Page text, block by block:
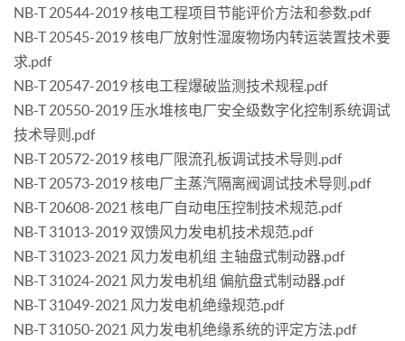
NB-T 20544-2019 核电工程项目节能评价方法和参数.pdf
NB-T 20545-2019 核电厂放射性湿废物场内转运装置技术要
求.pdf
NB-T 20547-2019 核电工程爆破监测技术规程.pdf
NB-T 20550-2019 压水堆核电厂安全级数字化控制系统调试
技术导则.pdf
NB-T 20572-2019 核电厂限流孔板调试技术导则.pdf
NB-T 20573-2019 核电厂主蒸汽隔离阀调试技术导则.pdf
NB-T 20608-2021 核电厂自动电压控制技术规范.pdf
NB-T 31013-2019 双馈风力发电机技术规范.pdf
NB-T 31023-2021 风力发电机组 主轴盘式制动器.pdf
NB-T 31024-2021 风力发电机组 偏航盘式制动器.pdf
NB-T 31049-2021 风力发电机绝缘规范.pdf
NB-T 31050-2021 风力发电机绝缘系统的评定方法.pdf